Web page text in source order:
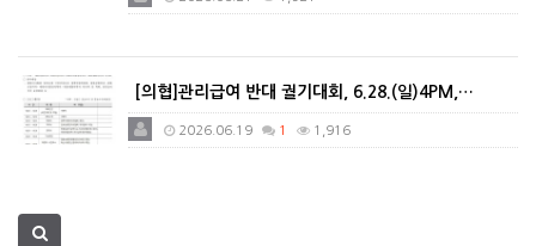
[의협]관리급여 반대 궐기대회, 6.28.(일)4PM,…
2026.06.19 1 1,916